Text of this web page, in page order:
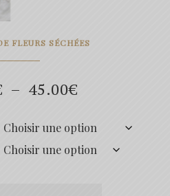
FLEURS SÉCHÉES
– 45.00€
prix :